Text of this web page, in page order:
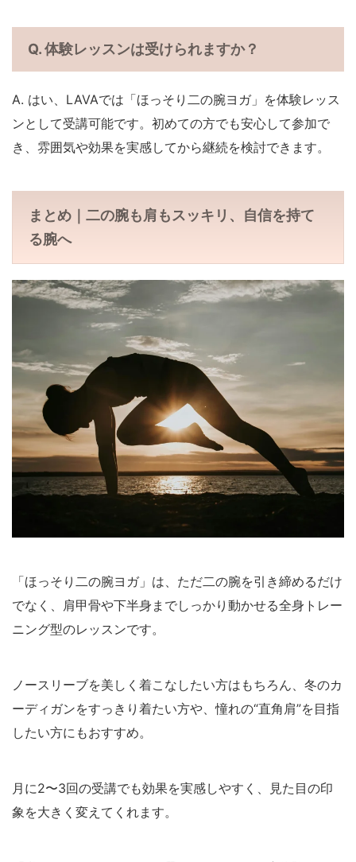
Q. 体験レッスンは受けられますか？
A. はい、LAVAでは「ほっそり二の腕ヨガ」を体験レッス
ンとして受講可能です。初めての方でも安心して参加で
き、雰囲気や効果を実感してから継続を検討できます。
まとめ｜二の腕も肩もスッキリ、自信を持て
る腕へ
「ほっそり二の腕ヨガ」は、ただ二の腕を引き締めるだけ
でなく、肩甲骨や下半身までしっかり動かせる全身トレー
ニング型のレッスンです。
ノースリーブを美しく着こなしたい方はもちろん、冬のカ
ーディガンをすっきり着たい方や、憧れの“直角肩”を目指
したい方にもおすすめ。
月に2〜3回の受講でも効果を実感しやすく、見た目の印
象を大きく変えてくれます。